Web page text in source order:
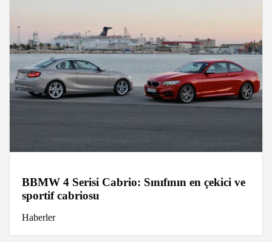
BBMW 4 Serisi Cabrio: Sınıfının en çekici ve
sportif cabriosu
Haberler